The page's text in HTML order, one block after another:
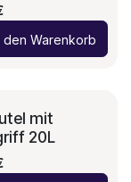
die Wunschliste
den Warenkorb
die Wunschliste
mit
20L